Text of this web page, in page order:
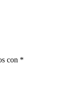
con *